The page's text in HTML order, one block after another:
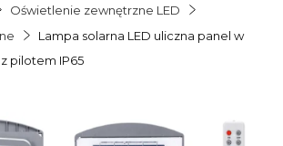
Oświetlenie zewnętrzne LED
Lampa solarna LED uliczna panel w
pilotem IP65